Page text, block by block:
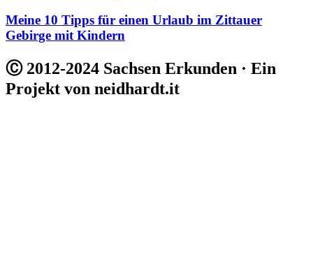
Meine 10 Tipps für einen Urlaub im Zittauer
Gebirge mit Kindern
Ⓒ 2012-2024 Sachsen Erkunden · Ein
Projekt von neidhardt.it